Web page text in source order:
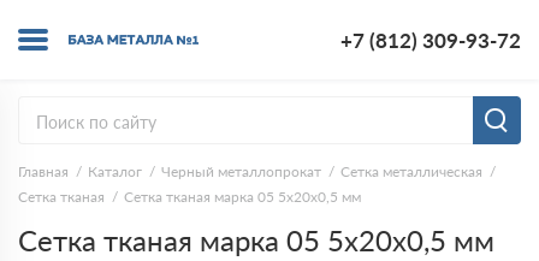
+7 (812) 309-93-72
Главная Каталог Черный металлопрокат
Сетка металлическая
Сетка тканая
Сетка тканая марка 05 5х20х0,5 мм
Сетка тканая марка 05 5х20х0,5 мм